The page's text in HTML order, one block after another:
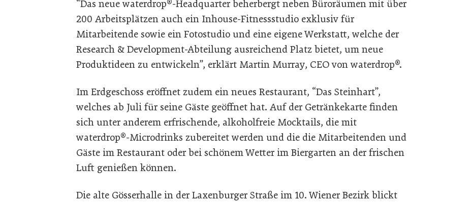
“Das neue waterdrop®-Headquarter beherbergt neben Büroräumen mit über
200 Arbeitsplätzen auch ein Inhouse-Fitnessstudio exklusiv für
Mitarbeitende sowie ein Fotostudio und eine eigene Werkstatt, welche der
Research & Development-Abteilung ausreichend Platz bietet, um neue
Produktideen zu entwickeln”, erklärt Martin Murray, CEO von waterdrop®.
Im Erdgeschoss eröffnet zudem ein neues Restaurant, “Das Steinhart”,
welches ab Juli für seine Gäste geöffnet hat. Auf der Getränkekarte finden
sich unter anderem erfrischende, alkoholfreie Mocktails, die mit
waterdrop®-Microdrinks zubereitet werden und die die Mitarbeitenden und
Gäste im Restaurant oder bei schönem Wetter im Biergarten an der frischen
Luft genießen können.
Die alte Gösserhalle in der Laxenburger Straße im 10. Wiener Bezirk blickt